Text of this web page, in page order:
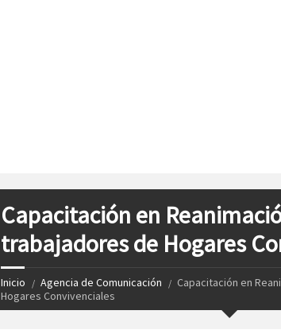
Capacitación en
trabajadores de Hogares
Inicio Agencia de Comunicación
Capacitación en
Hogares Convivenciales